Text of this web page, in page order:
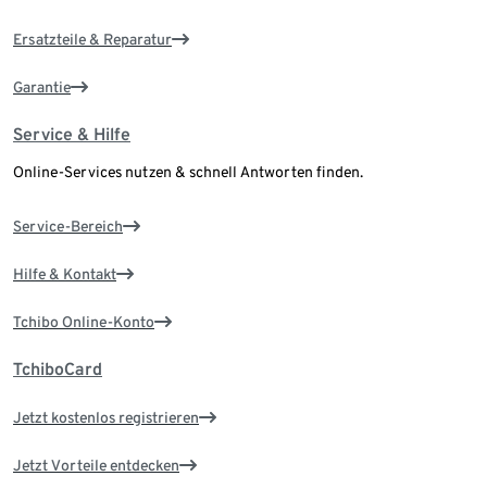
Ersatzteile & Reparatur
Garantie
Service & Hilfe
Online-Services nutzen & schnell Antworten finden.
Service-Bereich
Hilfe & Kontakt
Tchibo Online-Konto
TchiboCard
Jetzt kostenlos registrieren
Jetzt Vorteile entdecken